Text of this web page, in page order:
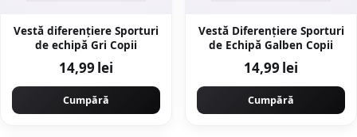
Vestă diferențiere Sporturi
de echipă Gri Copii
14,99 lei
Cumpără
Vestă Diferențiere Sporturi
de Echipă Galben Copii
14,99 lei
Cumpără